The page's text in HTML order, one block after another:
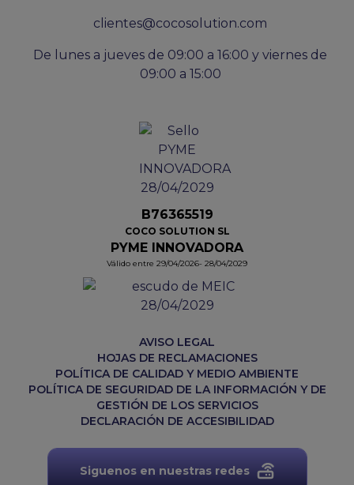
clientes@cocosolution.com
De lunes a jueves de 09:00 a 16:00 y viernes de
09:00 a 15:00
B76365519
COCO SOLUTION SL
PYME INNOVADORA
Válido entre 29/04/2026- 28/04/2029
AVISO LEGAL
HOJAS DE RECLAMACIONES
POLÍTICA DE CALIDAD Y MEDIO AMBIENTE
POLÍTICA DE SEGURIDAD DE LA INFORMACIÓN Y DE
GESTIÓN DE LOS SERVICIOS
DECLARACIÓN DE ACCESIBILIDAD
Siguenos en nuestras redes